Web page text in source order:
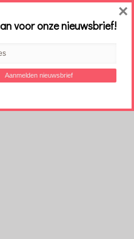
voor onze nieuwsbrief!
×